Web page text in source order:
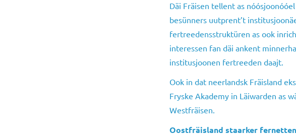
Däi Fräisen tellent as
besünners uutprent’t
fertreedensstruktüren as ook
interessen fan däi ankent
institusjoonen fertreeden daajt.
Ook in dat neerlandsk Fräisland
Fryske Akademy in Läiwarden as
Westfräisen.
Oostfräisland staarker fernetten